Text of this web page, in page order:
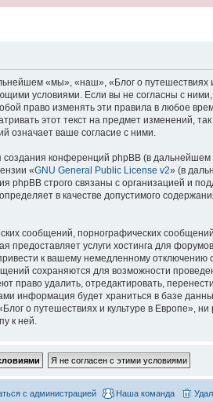
«мы», «наш», «Блог о путешествиях
условиями. Если вы не согласны с
право изменять эти правила в любое
этот текст на предмет изменений,
означает ваше согласие с ними.
конференций phpBB (в
«GNU General Public License v2» (в
phpBB строго связаны с организацией и
в качестве допустимого
сообщений, порнографических
услуги хостинга для
к вашему немедленному
сохраняются для возможности
право удалить, отредактировать,
информация будет храниться в базе
о путешествиях и культуре в Европе»,
к ней.
Наша команда
с администрацией